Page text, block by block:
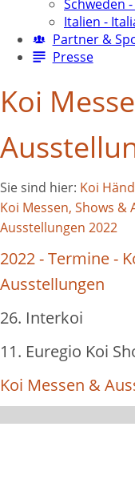
Schweden
Italien -
Partner &
Presse
Koi
Sie sind hier: Koi
Koi Messen, Shows &
Ausstellungen 2022
2022 - Termine -
Ausstellungen
26. Interkoi
11. Euregio Koi
Koi Messen &